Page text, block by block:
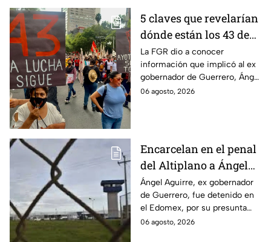
5 claves que revelarían
dónde están los 43 de
Ayotzinapa tras
captura de Ángel
Aguirre, ex gobernador
de Guerrero
La FGR dio a conocer
información que implicó al ex
gobernador de Guerrero, Ángel
Aguirre, quien fue detenido
06 agosto, 2026
Encarcelan en el penal
del Altiplano a Ángel
Aguirre, ex gobernador
de Guerrero por caso
Ayotzinapa
Ángel Aguirre, ex gobernador
de Guerrero, fue detenido en
el Edomex, por su presunta
participación en la
06 agosto, 2026